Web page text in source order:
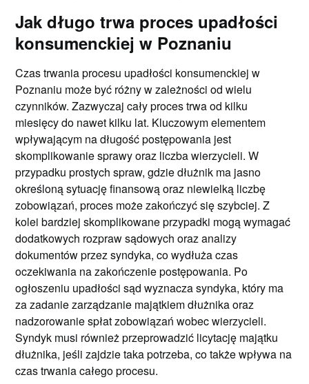
Jak długo trwa proces upadłości
konsumenckiej w Poznaniu
Czas trwania procesu upadłości konsumenckiej w
Poznaniu może być różny w zależności od wielu
czynników. Zazwyczaj cały proces trwa od kilku
miesięcy do nawet kilku lat. Kluczowym elementem
wpływającym na długość postępowania jest
skomplikowanie sprawy oraz liczba wierzycieli. W
przypadku prostych spraw, gdzie dłużnik ma jasno
określoną sytuację finansową oraz niewielką liczbę
zobowiązań, proces może zakończyć się szybciej. Z
kolei bardziej skomplikowane przypadki mogą wymagać
dodatkowych rozpraw sądowych oraz analizy
dokumentów przez syndyka, co wydłuża czas
oczekiwania na zakończenie postępowania. Po
ogłoszeniu upadłości sąd wyznacza syndyka, który ma
za zadanie zarządzanie majątkiem dłużnika oraz
nadzorowanie spłat zobowiązań wobec wierzycieli.
Syndyk musi również przeprowadzić licytację majątku
dłużnika, jeśli zajdzie taka potrzeba, co także wpływa na
czas trwania całego procesu.